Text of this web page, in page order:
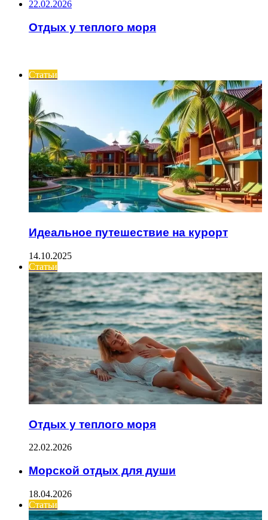
22.02.2026
Отдых у теплого моря
Статьи
Идеальное путешествие на курорт
14.10.2025
Статьи
Отдых у теплого моря
22.02.2026
Морской отдых для души
18.04.2026
Статьи